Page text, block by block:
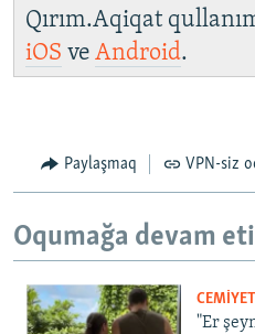
Qırım.Aqiqat
iOS ve Android.
Paylaşmaq VPN-siz
Oqumağa devam
CEMİYET
"Er